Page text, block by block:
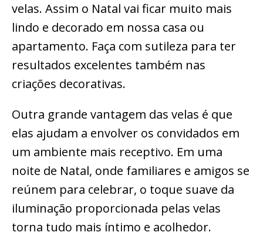
velas. Assim o Natal vai ficar muito mais
lindo e decorado em nossa casa ou
apartamento. Faça com sutileza para ter
resultados excelentes também nas
criações decorativas.
Outra grande vantagem das velas é que
elas ajudam a envolver os convidados em
um ambiente mais receptivo. Em uma
noite de Natal, onde familiares e amigos se
reúnem para celebrar, o toque suave da
iluminação proporcionada pelas velas
torna tudo mais íntimo e acolhedor.